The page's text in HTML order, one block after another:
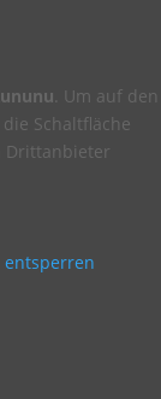
. Um auf den
Schaltfläche
Drittanbieter
entsperren